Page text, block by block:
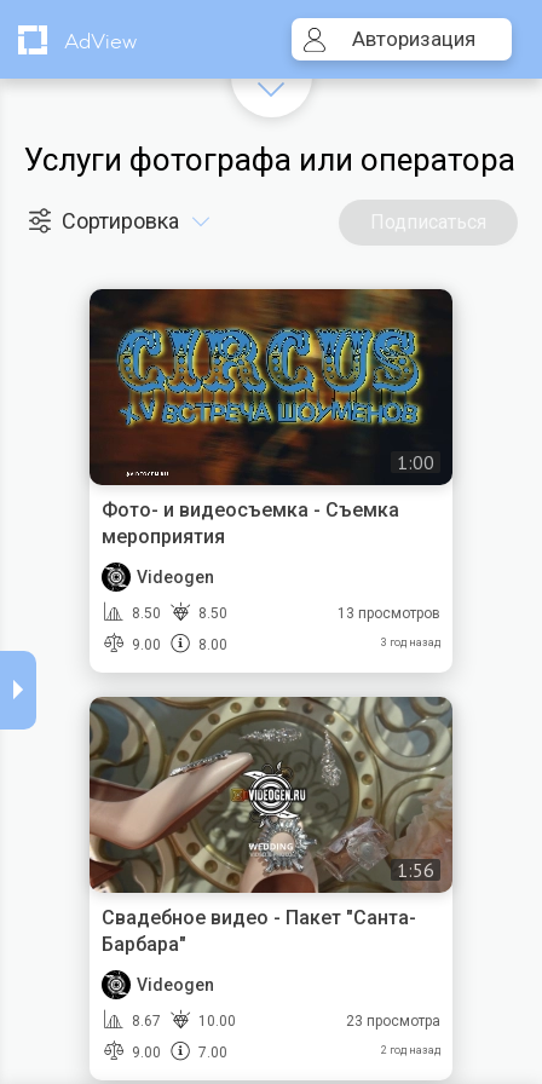
AdView Авторизация
Услуги фотографа или оператора
Сортировка Подписаться
1:00
Фото- и видеосъемка - Съемка
мероприятия
Videogen
8.50
8.50
9.00
8.00
13 просмотров
3 год назад
1:56
Свадебное видео - Пакет "Санта-
Барбара"
Videogen
8.67
10.00
9.00
7.00
23 просмотра
2 год назад